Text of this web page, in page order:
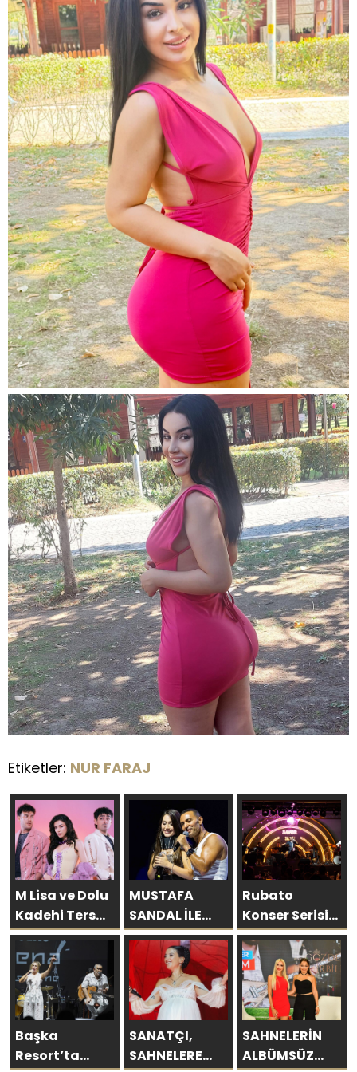
Etiketler: NUR FARAJ
M Lisa ve Dolu
Kadehi Ters
Tut’tan Yeni İş
Birliği: “Vişne”
MUSTAFA
SANDAL İLE
AYNI SAHNEDE
PARLADI:
AFRA’YA
HARBİYE’DE
BÜYÜK ALKIŞ
Rubato
Konser Serisi
Müzikseverlerle
Buluşmaya
Devam Ediyor
Başka
Resort’ta
SANATÇI,
SAHNELERE
SAHNELERİN
ALBÜMSÜZ